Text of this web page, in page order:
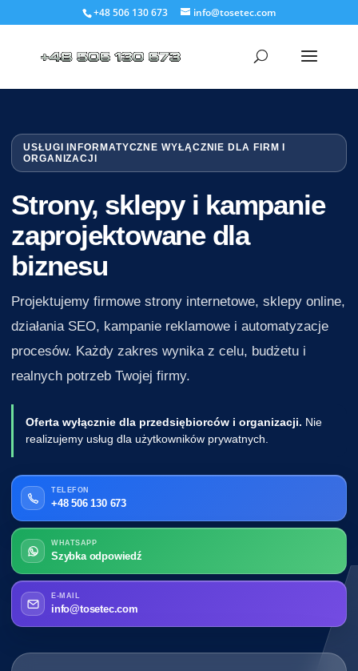
+48 506 130 673 info@tosetec.com
USŁUGI INFORMATYCZNE WYŁĄCZNIE DLA FIRM I
ORGANIZACJI
Strony, sklepy i kampanie
zaprojektowane dla
biznesu
Projektujemy firmowe strony internetowe, sklepy online,
działania SEO, kampanie reklamowe i automatyzacje
procesów. Każdy zakres wynika z celu, budżetu i
realnych potrzeb Twojej firmy.
Oferta wyłącznie dla przedsiębiorców i organizacji. Nie
realizujemy usług dla użytkowników prywatnych.
TELEFON
+48 506 130 673
WHATSAPP
Szybka odpowiedź
E-MAIL
info@tosetec.com